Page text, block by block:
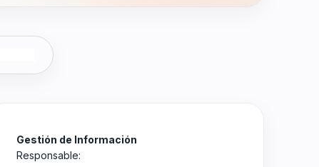
Gestión de Información
Responsable: